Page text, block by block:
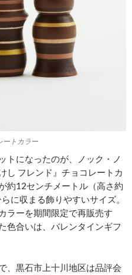
ートカラー
トになったのが、ノック・ノ
し フレンド』チョコレートカ
約12センチメートル（高さ約
に収まる飾りやすいサイズ。
ラーを期間限定で再販売す
色合いは、バレンタインギフ
、黒石市上十川地区は品評会